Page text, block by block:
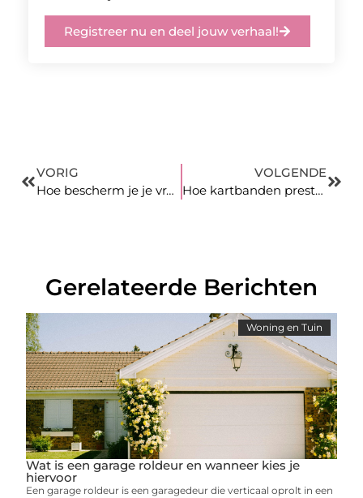
Registreer nu en deel jouw verhaal!
VORIG
Hoe bescherm je je vrachtwagen tegen herfstweer?
VOLGENDE
Hoe kartbanden prestaties beïnvloeden
Gerelateerde Berichten
Woning en Tuin
Wat is een garage roldeur en wanneer kies je
hiervoor
Een garage roldeur is een garagedeur die verticaal oprolt in een